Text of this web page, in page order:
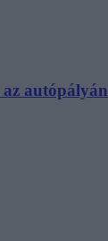
autópályán